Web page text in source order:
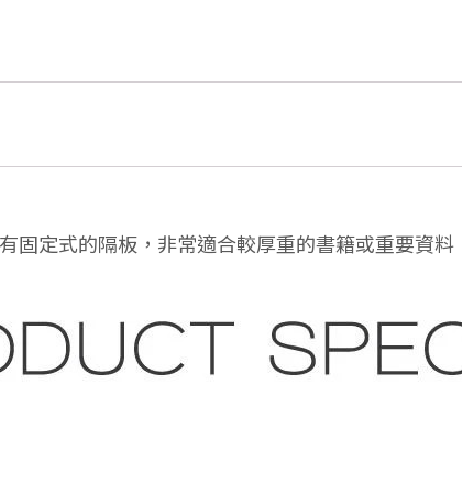
固定式的隔板，非常適合較厚重的書籍或重要資